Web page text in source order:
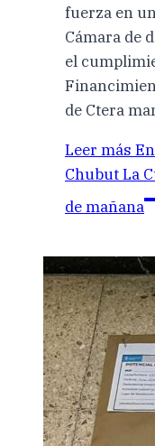
fuerza en
Cámara de
el
de Ctera
Leer más
Chubut La
de mañana